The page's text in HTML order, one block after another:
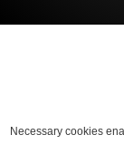
Necessary cookies